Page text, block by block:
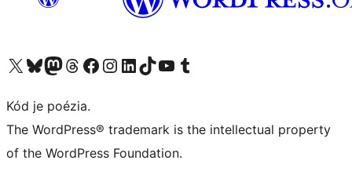
Navštívte náš účet na X (predtým Twitter)
Navštívte náš účet na platforme Bluesky
Navštívte náš účet na Mastodone
Navštívte náš účet na platforme Threads
Navštívte našu stránku na Facebooku
Navštívte náš účet Instagram
Navštívte náš účet LinkedIn
Navštívte náš účet na platforme TikTok
Navštívte náš kanál YouTube
Navštívte náš účet na platforme Tumblr
Kód je poézia.
The WordPress® trademark is the intellectual property
of the WordPress Foundation.